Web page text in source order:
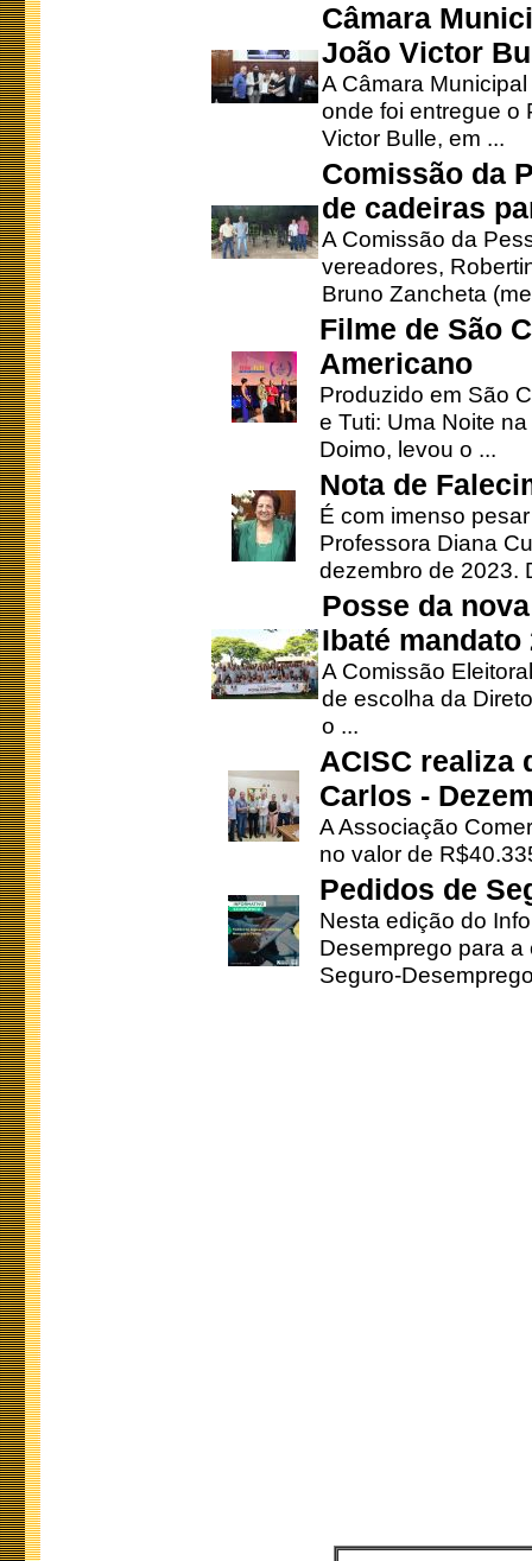
Câmara
João Victor
A Câmara
onde foi entregue o
Victor Bulle, em ...
Comissão da
de cadeiras
A Comissão da
vereadores,
Bruno Zancheta
Filme de São
Americano
Produzido em São
e Tuti: Uma Noite
Doimo, levou o ...
Nota de
É com imenso
Professora Diana
dezembro de 2023.
Posse da
Ibaté mandato
A Comissão
de escolha da
o ...
ACISC realiza
Carlos -
A Associação
no valor de
Pedidos de
Nesta edição do
Desemprego para
Seguro-